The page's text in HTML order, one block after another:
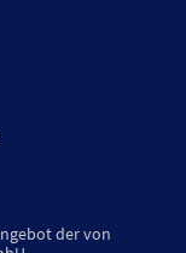
der von